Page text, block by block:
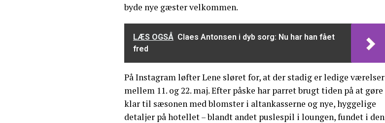
byde nye gæster velkommen.
LÆS OGSÅ Claes Antonsen i dyb sorg: Nu har han fået
fred
På Instagram løfter Lene sløret for, at der stadig er ledige værelser
mellem 11. og 22. maj. Efter påske har parret brugt tiden på at gøre
klar til sæsonen med blomster i altankasserne og nye, hyggelige
detaljer på hotellet – blandt andet puslespil i loungen, fundet i den